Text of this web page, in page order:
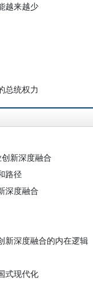
越来越少
总统权力
新深度融合
路径
深度融合
新深度融合的内在逻辑
式现代化